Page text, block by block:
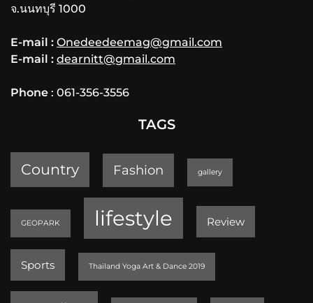
จ.นนทบุรี 1000
E-mail : Onedeedeemag@gmail.com
E-mail : dearnitt@gmail.com
Phone : 061-356-3556
TAGS
Country Fashion gallery
GEOPARK lifestyle Review
Sports Thailand Yoga Art & Dance 2019